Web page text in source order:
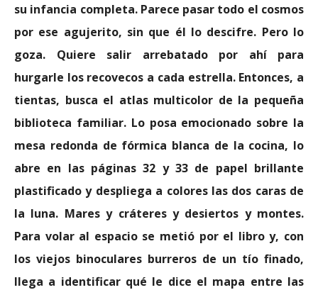
su infancia completa. Parece pasar todo el cosmos
por ese agujerito, sin que él lo descifre. Pero lo
goza. Quiere salir arrebatado por ahí para
hurgarle los recovecos a cada estrella. Entonces, a
tientas, busca el atlas multicolor de la pequeña
biblioteca familiar. Lo posa emocionado sobre la
mesa redonda de fórmica blanca de la cocina, lo
abre en las páginas 32 y 33 de papel brillante
plastificado y despliega a colores las dos caras de
la luna. Mares y cráteres y desiertos y montes.
Para volar al espacio se metió por el libro y, con
los viejos binoculares burreros de un tío finado,
llega a identificar qué le dice el mapa entre las